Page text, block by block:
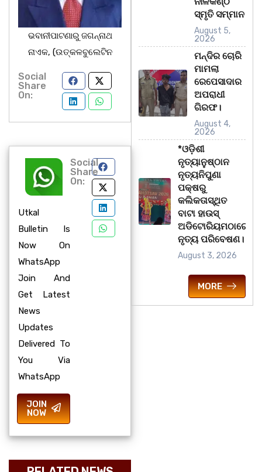
ଭବାନୀପାଟଣାରୁ ଜଗନ୍ନାଥ
ନାଏକ, (ଉତ୍କଳବୁଲେଟିନ
Social
Share
On:
Utkal
Bulletin Is
Now On
WhatsApp
Join And
Get Latest
News
Updates
Delivered To
You Via
WhatsApp
JOIN
NOW
Social
Share
On:
ସ୍ମୃତି ସମ୍ମାନ
August 5,
2026
ମନ୍ଦିର ଚୋରି
ମାମଲା
ରେପେସାଦାର
ଅପରାଧୀ
ଗିରଫ।
August 4,
2026
*ଓଡ଼ିଶୀ
ନୃତ୍ୟାନୁଷ୍ଠାନ
ନୃତ୍ୟନିପୁଣା
ପକ୍ଷରୁ
କଲିକତାସ୍ଥିତ
ବାଟା ହାଉସ୍
ଅଡିଟୋରିୟମଠାରେ
ନୃତ୍ୟ ପରିବେଷଣ।
August 3, 2026
MORE